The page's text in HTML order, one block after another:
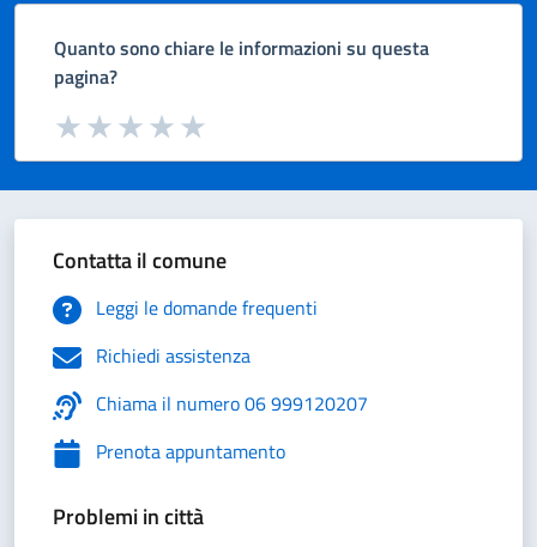
Quanto sono chiare le informazioni su questa
pagina?
Valuta da 1 a 5 stelle la pagina
Valuta 5 stelle su 5
Valuta 4 stelle su 5
Valuta 3 stelle su 5
Valuta 2 stelle su 5
Valuta 1 stelle su 5
Contatta il comune
Leggi le domande frequenti
Richiedi assistenza
Chiama il numero 06 999120207
Prenota appuntamento
Problemi in città